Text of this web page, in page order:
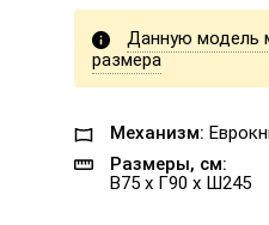
Данную модель
размера
Механизм:
Размеры, см:
В75 x Г90 x Ш245